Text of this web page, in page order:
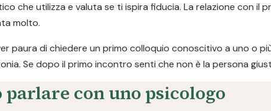
che utilizza e valuta se ti ispira fiducia. La relazione con il
molto.
paura di chiedere un primo colloquio conoscitivo a uno o
Se dopo il primo incontro senti che non è la persona
parlare con uno psicologo